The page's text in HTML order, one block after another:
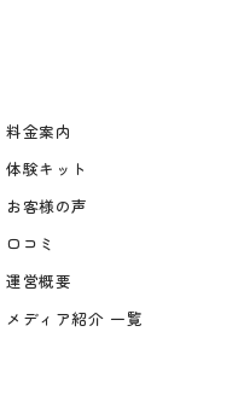
料金案内
体験キット
お客様の声
口コミ
運営概要
メディア紹介 一覧